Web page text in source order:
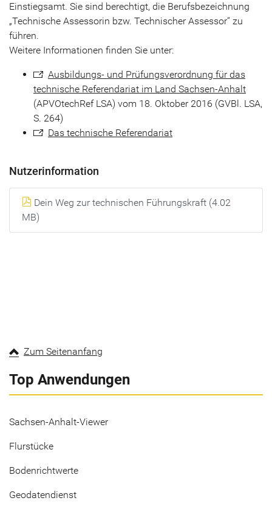
Einstiegsamt. Sie sind berechtigt, die Berufsbezeichnung
„Technische Assessorin bzw. Technischer Assessor“ zu
führen.
Weitere Informationen finden Sie unter:
Ausbildungs- und Prüfungsverordnung für das
technische Referendariat im Land Sachsen-Anhalt
(APVOtechRef LSA) vom 18. Oktober 2016 (GVBl. LSA,
S. 264)
Das technische Referendariat
Nutzerinformation
Dein Weg zur technischen Führungskraft (4.02
MB)
Zum Seitenanfang
Top Anwendungen
Sachsen-Anhalt-Viewer
Flurstücke
Bodenrichtwerte
Geodatendienst